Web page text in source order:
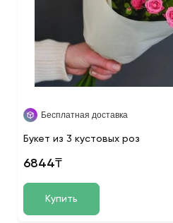
Бесплатная доставка
Букет из 3 кустовых роз
6844₸
Купить